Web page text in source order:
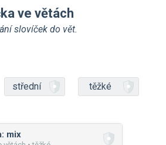
ve větách
slovíček do vět.
střední těžké
mix